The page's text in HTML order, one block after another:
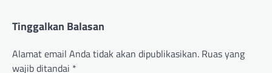
Tinggalkan Balasan
Alamat email Anda tidak akan dipublikasikan. Ruas yang
wajib ditandai *